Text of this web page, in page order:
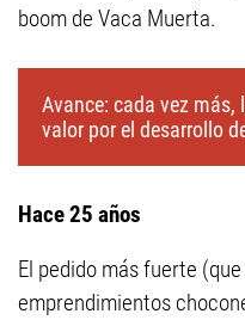
boom de Vaca Muerta.
Avance: cada vez
valor por el desarrollo
Hace 25 años
El pedido más fuerte
emprendimientos